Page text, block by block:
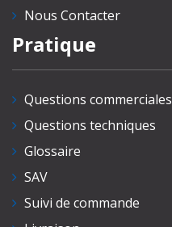
Nous Contacter
Pratique
Questions commerciales
Questions techniques
Glossaire
SAV
Suivi de commande